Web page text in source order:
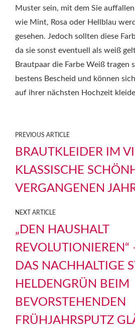
Muster sein, mit dem Sie
wie Mint, Rosa oder Hellblau
gesehen. Jedoch sollten diese
da sie sonst eventuell als weiß
Brautpaar die Farbe Weiß tragen
bestens Bescheid und können
auf ihrer nächsten Hochzeit
PREVIOUS ARTICLE
BRAUTKLEIDER IM
KLASSISCHE
VERGANGENEN
NEXT ARTICLE
„DEN HAUSHALT
DAS NACHHALTIGE
HELDENGRÜN BEIM
BEVORSTEHENDEN
FRÜHJAHRSPUTZ